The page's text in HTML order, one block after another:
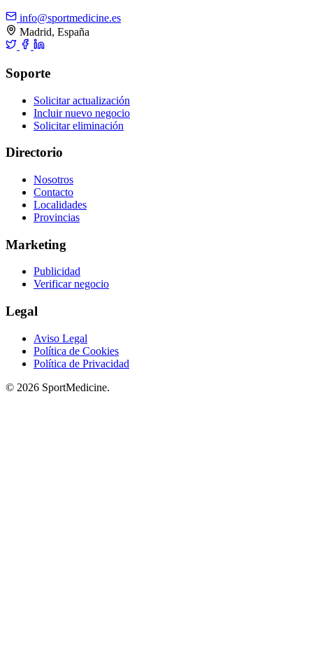
info@sportmedicine.es
Madrid, España
Soporte
Solicitar actualización
Incluir nuevo negocio
Solicitar eliminación
Directorio
Nosotros
Contacto
Localidades
Provincias
Marketing
Publicidad
Verificar negocio
Legal
Aviso Legal
Política de Cookies
Política de Privacidad
© 2026 SportMedicine.